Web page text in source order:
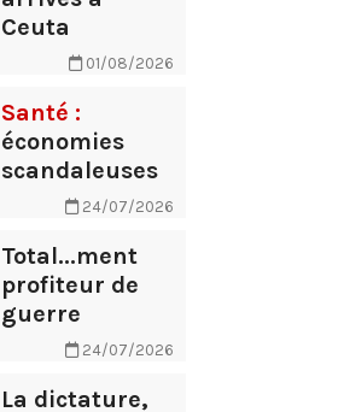
Ceuta
01/08/2026
Santé :
économies
scandaleuses
24/07/2026
Total...ment
profiteur de
guerre
24/07/2026
La dictature,